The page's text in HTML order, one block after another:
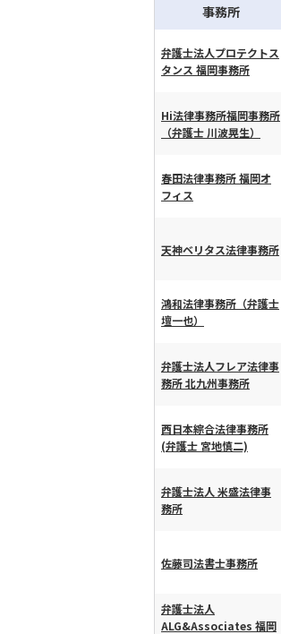
横スクロール可能
事務所
弁護士法人プロテクトス
タンス 福岡事務所
Hi法律事務所福岡事務所
（弁護士 川波晃生）
春田法律事務所 福岡オ
フィス
天神ベリタス法律事務所
鴻和法律事務所（弁護士
壇一也）
弁護士法人フレア法律事
務所 北九州事務所
西日本綜合法律事務所
(弁護士 宮地慎二)
弁護士法人 米盛法律事
務所
佐藤司法書士事務所
弁護士法人
ALG&Associates 福岡